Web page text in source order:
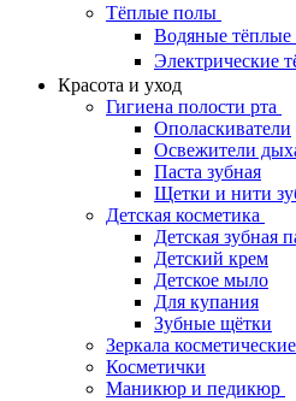
Тёплые полы
Водяные
Электрические
Красота и уход
Гигиена полости рта
Ополаскиватели
Освежители
Паста зубная
Щетки и нити
Детская косметика
Детская зубная
Детский крем
Детское мыло
Для купания
Зубные щётки
Зеркала косметические
Косметички
Маникюр и педикюр